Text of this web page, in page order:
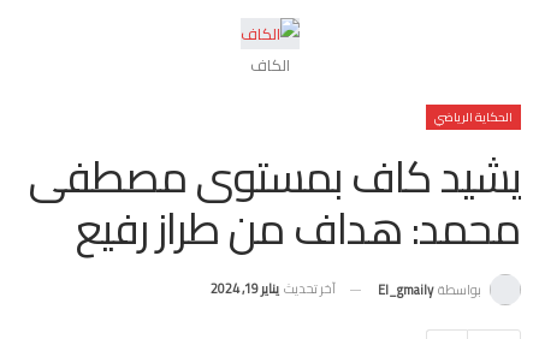
الكاف
الحكاية الرياضي
يشيد كاف بمستوى مصطفى
محمد: هداف من طراز رفيع
بواسطة El_gmaily آخر تحديث يناير 19, 2024